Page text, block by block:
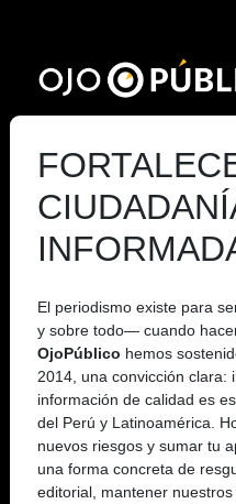
contenido
principal
El periodismo existe para
y sobre todo— cuando
OjoPúblico hemos
2014, una convicción clara:
información de calidad es
del Perú y Latinoamérica.
nuevos riesgos y sumar tu
una forma concreta de
editorial, mantener